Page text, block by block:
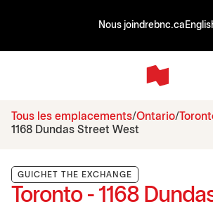
Nous joindrebnc.ca
Tous les emplacements Ontario
1168 Dundas Street West
GUICHET THE EXCHANGE
Toronto - 1168